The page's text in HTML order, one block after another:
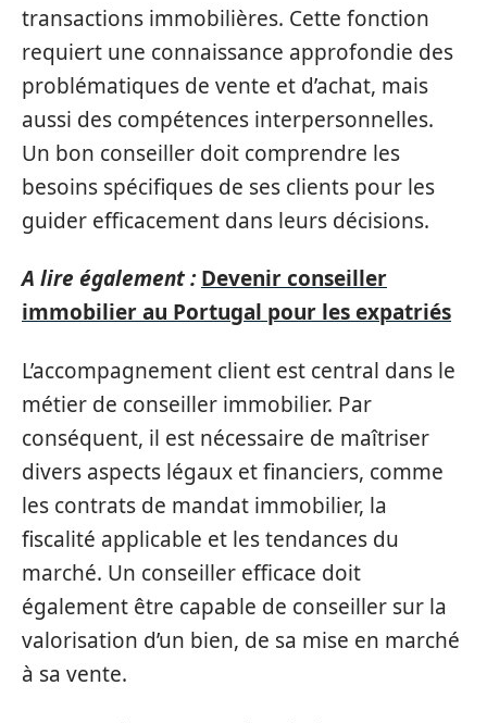
transactions immobilières. Cette fonction
requiert une connaissance approfondie des
problématiques de vente et d’achat, mais
aussi des compétences interpersonnelles.
Un bon conseiller doit comprendre les
besoins spécifiques de ses clients pour les
guider efficacement dans leurs décisions.
A lire également : Devenir conseiller
immobilier au Portugal pour les expatriés
L’accompagnement client est central dans le
métier de conseiller immobilier. Par
conséquent, il est nécessaire de maîtriser
divers aspects légaux et financiers, comme
les contrats de mandat immobilier, la
fiscalité applicable et les tendances du
marché. Un conseiller efficace doit
également être capable de conseiller sur la
valorisation d’un bien, de sa mise en marché
à sa vente.